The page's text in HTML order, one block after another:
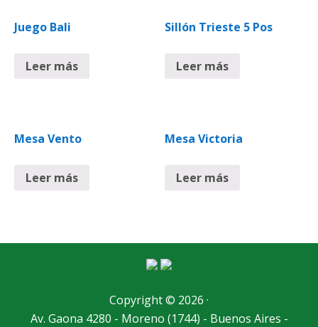
Juego Bali
Leer más
Sillón Trieste 5 Pos
Leer más
Mesa Vento
Leer más
Mesa Victoria
Leer más
Copyright © 2026 ·
Av. Gaona 4280 - Moreno (1744) - Buenos Aires -